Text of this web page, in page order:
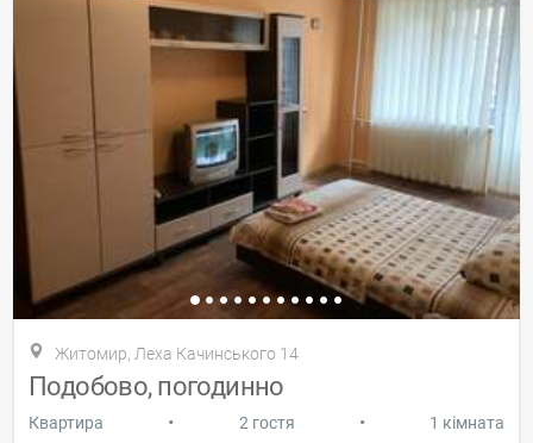
Житомир, Леха Качинського 14
Подобово, погодинно
Квартира • 2 гостя • 1 кімната